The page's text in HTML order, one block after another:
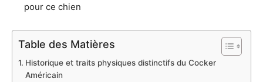
pour ce chien
Table des Matières
Historique et traits physiques distinctifs du Cocker
Américain